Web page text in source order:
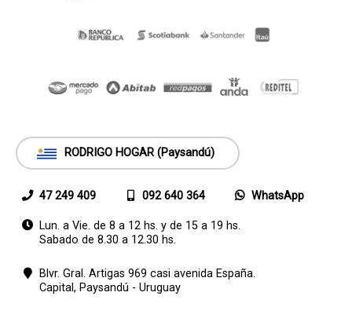
RODRIGO HOGAR (Paysandú)
47 249 409 092 640 364 WhatsApp
Lun. a Vie. de 8 a 12 hs. y de 15 a 19 hs.
Sabado de 8.30 a 12.30 hs.
Blvr. Gral. Artigas 969 casi avenida España.
Capital, Paysandú - Uruguay